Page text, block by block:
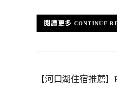
CONTINUE
【河口湖住宿推薦】